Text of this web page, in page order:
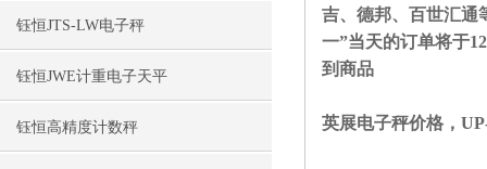
钰恒JTS-LW电子秤
钰恒JWE计重电子天平
钰恒高精度计数秤
吉、德邦、百世汇通
一”当天的订单将于
到商品
英展电子秤价格，